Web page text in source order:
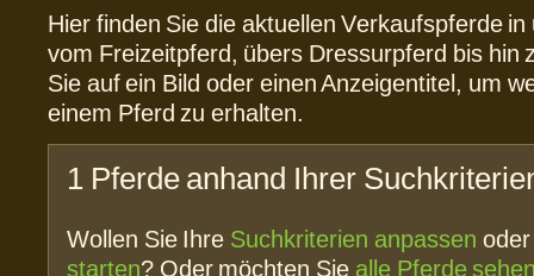
Hier finden Sie die aktuellen Verkaufspferde
vom Freizeitpferd, übers Dressurpferd bis hin
Sie auf ein Bild oder einen Anzeigentitel, um
einem Pferd zu erhalten.
1 Pferde anhand Ihrer
Wollen Sie Ihre Suchkriterien anpassen
starten? Oder möchten Sie alle Pferde